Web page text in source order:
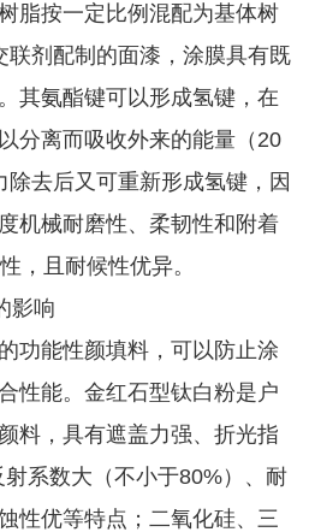
脂按一定比例混配为基体树
联剂配制的面漆，涂膜具有既
其氨酯键可以形成氢键，在
分离而吸收外来的能量（20
除去后又可重新形成氢键，因
机械耐磨性、柔韧性和附着
，且耐候性优异。
影响
功能性颜填料，可以防止涂
性能。金红石型钛白粉是户
料，具有遮盖力强、折光指
系数大（不小于80%）、耐
性优等特点；二氧化硅、三